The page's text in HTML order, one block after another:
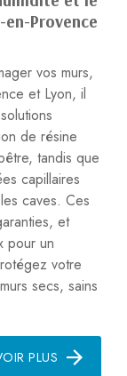
Provence
vos murs,
et Lyon, il
de résine
tandis que
capillaires
caves. Ces
et
pour un
votre
secs, sains
PLUS